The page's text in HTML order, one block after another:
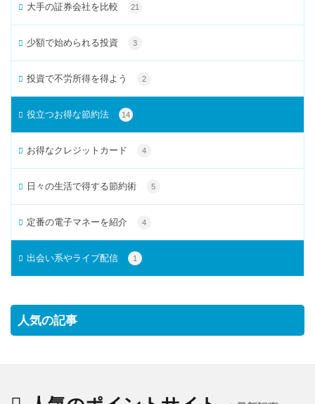
大手の証券会社を比較 21
少額で始められる投資 3
投資で不労所得を得よう 2
役立つお得な節約法 14
お得なクレジットカード 4
日々の生活で得する節約術 5
定番の電子マネーを紹介 4
出会い系やライブ配信 1
人気の記事